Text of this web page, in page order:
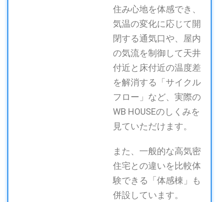
住み心地を体感でき、
気温の変化に応じて開
閉する通気口や、屋内
の気流を制御して天井
付近と床付近の温度差
を解消する「サイクル
フロー」など、実際の
WB HOUSEのしくみを
見ていただけます。
また、一般的な高気密
住宅との違いを比較体
験できる「体感棟」も
併設しています。